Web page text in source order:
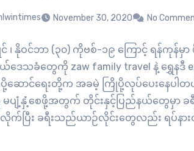
November 30, 2020 No
၊ နိုဝင်ဘာ (၃၀) ကိုဗစ်-၁၉ ကြောင့် ရန်ကုန်မှ
ဒေသခံတွေကို zaw family travel နဲ့ ရွှေနဒီ
ဆောင်ရေးတို့က အခမဲ့ ကြိုပို့လုပ်ပေးနေပါ
ပျံ့နှံ့စေဖို့အတွက် တိုင်းနှင့်ပြည်နယ်တွေမှာ ခ
ပြီး ခရီးသည်ယာဉ်လိုင်းတွေလည်း ရပ်နား